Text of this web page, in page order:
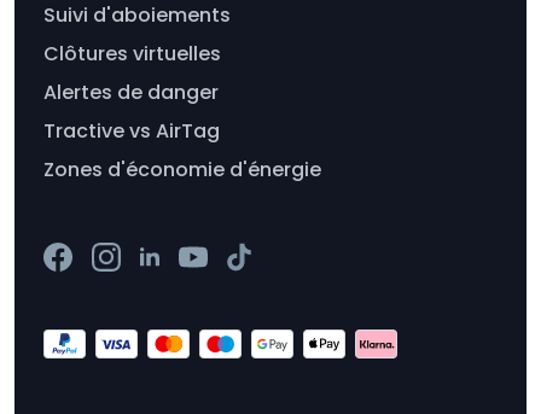
Suivi d'aboiements
Clôtures virtuelles
Alertes de danger
Tractive vs AirTag
Zones d'économie d'énergie